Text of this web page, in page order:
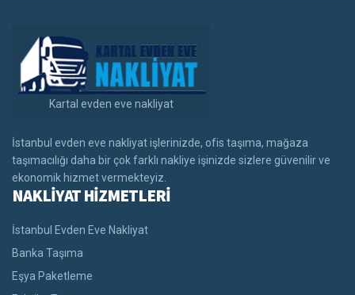
Kartal evden eve nakliyat
İstanbul evden eve nakliyat işlerinizde, ofis taşıma, mağaza
taşımacılığı daha bir çok farklı nakliye işinizde sizlere güvenilir ve
ekonomik hizmet vermekteyiz.
NAKLİYAT HİZMETLERİ
İstanbul Evden Eve Nakliyat
Banka Taşıma
Eşya Paketleme